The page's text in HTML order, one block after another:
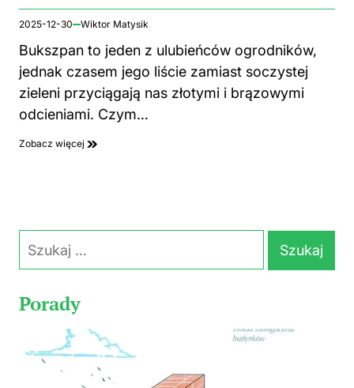
2025-12-30 Wiktor Matysik
Bukszpan to jeden z ulubieńców ogrodników,
jednak czasem jego liście zamiast soczystej
zieleni przyciągają nas złotymi i brązowymi
odcieniami. Czym…
Zobacz więcej
Szukaj:
Porady